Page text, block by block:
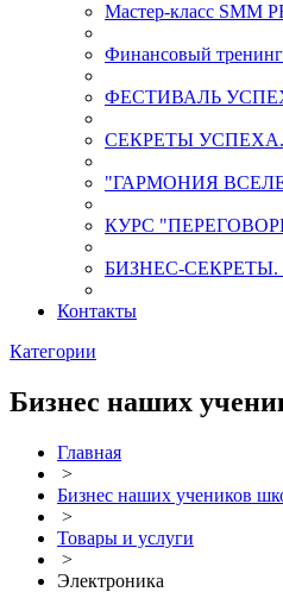
Мастер-класс SMM
Финансовый
ФЕСТИВАЛЬ
СЕКРЕТЫ
"ГАРМОНИЯ
КУРС
БИЗНЕС-
Контакты
Категории
Бизнес наших
Главная
>
Бизнес наших учеников
>
Товары и услуги
>
Электроника